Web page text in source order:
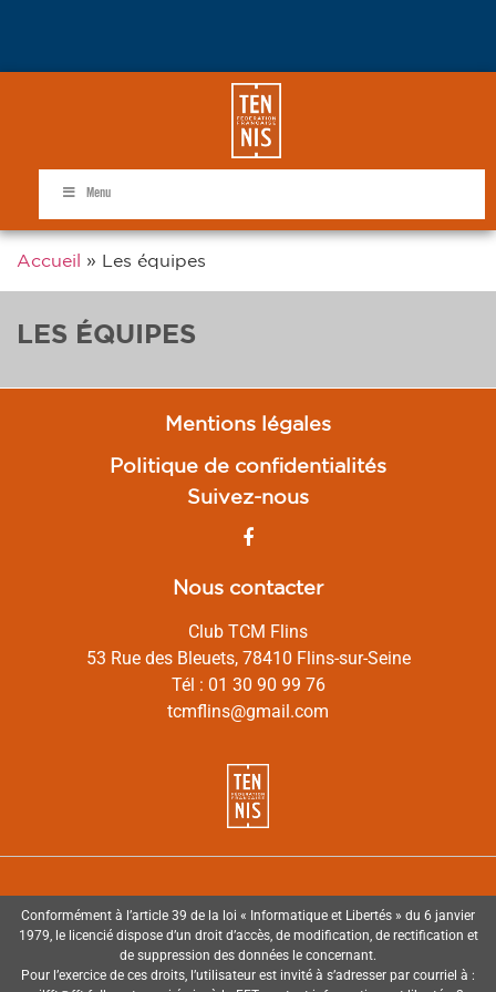
Menu
Accueil » Les équipes
LES ÉQUIPES
Mentions légales
Politique de confidentialités
Suivez-nous
Nous contacter
Club TCM Flins
53 Rue des Bleuets, 78410 Flins-sur-Seine
Tél : 01 30 90 99 76
tcmflins@gmail.com
Conformément à l’article 39 de la loi « Informatique et Libertés » du 6 janvier
1979, le licencié dispose d’un droit d’accès, de modification, de rectification et
de suppression des données le concernant.
Pour l’exercice de ces droits, l’utilisateur est invité à s’adresser par courriel à :